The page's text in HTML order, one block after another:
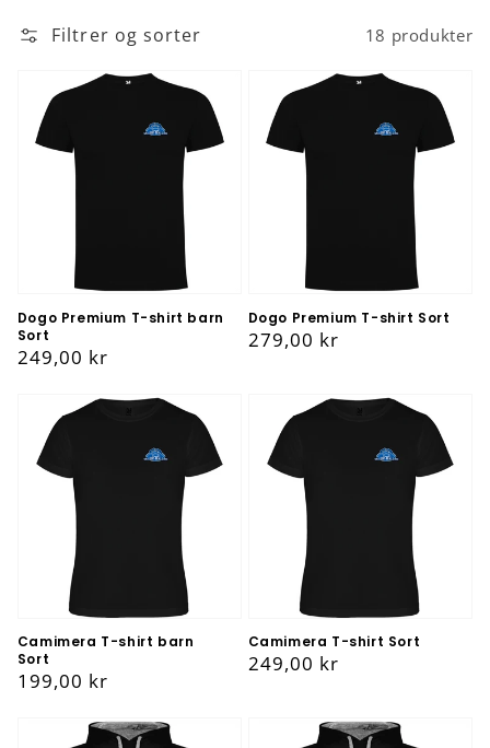
Filtrer og sorter 18 produkter
Dogo Premium T-shirt barn
Sort
Vanlig
249,00 kr
Dogo Premium T-shirt Sort
Vanlig
279,00 kr
Camimera T-shirt barn
Sort
Vanlig
199,00 kr
Camimera T-shirt Sort
Vanlig
249,00 kr